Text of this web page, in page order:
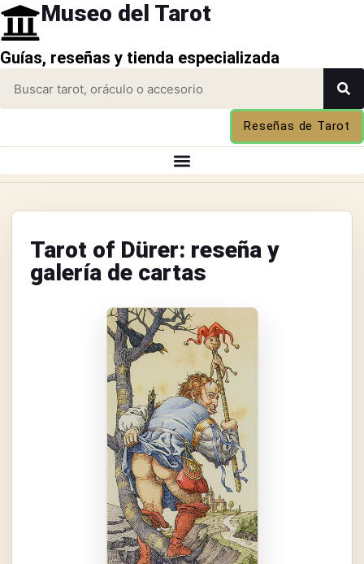
Museo del Tarot
Guías, reseñas y tienda especializada
Reseñas de Tarot
Tarot of Dürer: reseña y
galería de cartas